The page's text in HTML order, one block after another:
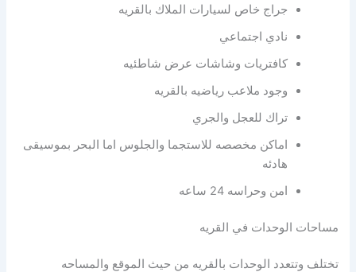
جراج خاص لسيارات الملاك بالقريه
نادي اجتماعي
كافتريات وشاشات عرض شاطئيه
وجود ملاعب رياضيه بالقريه
تراك للعجل والجري
اماكن مخصصه للاستجما والجلوس اما البحر بموسيقى
هادئه
امن وحراسه 24 ساعه
مساحات الوحدات في القريه
تختلف وتتعدد الوحدات بالقريه من حيث الموقع والمساحه